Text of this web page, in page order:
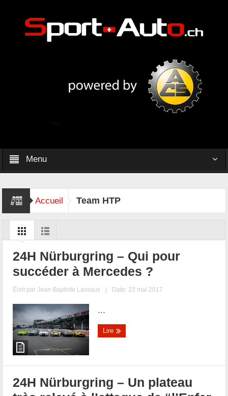
Menu
Accueil Team HTP
24H Nürburgring – Qui pour
succéder à Mercedes ?
Écrit parJean-Baptiste Lassaux | Date: 23 mai 2017
...
Lire
24H Nürburgring – Un plateau